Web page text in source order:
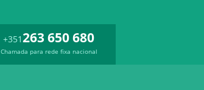
+351263 650 680
Chamada para rede fixa nacional